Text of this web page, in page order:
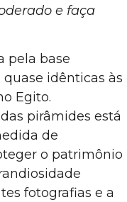
e faça
pela base
idênticas às
Egito.
pirâmides está
de
o patrimônio
fotografias e a